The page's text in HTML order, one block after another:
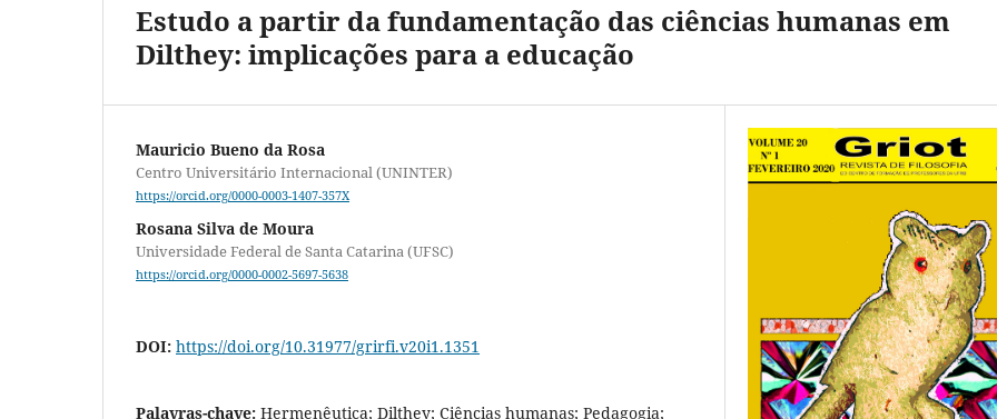
Estudo a partir da fundamentação das ciências humanas em
Dilthey: implicações para a educação
Mauricio Bueno da Rosa
Centro Universitário Internacional (UNINTER)
https://orcid.org/0000-0003-1407-357X
Rosana Silva de Moura
Universidade Federal de Santa Catarina (UFSC)
https://orcid.org/0000-0002-5697-5638
DOI: https://doi.org/10.31977/grirfi.v20i1.1351
Palavras-chave: Hermenêutica; Dilthey; Ciências humanas; Pedagogia;